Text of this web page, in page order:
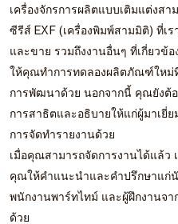
เครื่องจักรการผลิตแบบเติมแต่งส
ซีรีส์ EXF (เครื่องพิมพ์สามมิติ) ที่เ
และขาย รวมถึงงานอื่นๆ ที่เกี่ยวข้อ
ให้คุณทำการทดลองผลิตภัณฑ์ใหม่
การพัฒนาด้วย นอกจากนี้ คุณยังต้
การสาธิตและอธิบายให้แก่ผู้มาเยี่
การจัดทำรายงานด้วย
เมื่อคุณสามารถจัดการงานได้แล้ว
คุณให้คำแนะนำและคำปรึกษาแก่
พนักงานพาร์ทไทม์ และผู้ฝึกงานจา
ด้วย